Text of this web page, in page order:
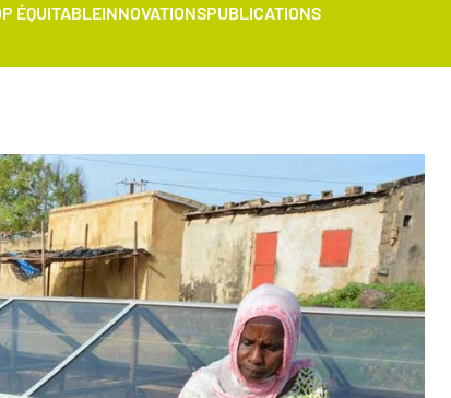
ÉQUITABLEINNOVATIONSPUBLICATIONS